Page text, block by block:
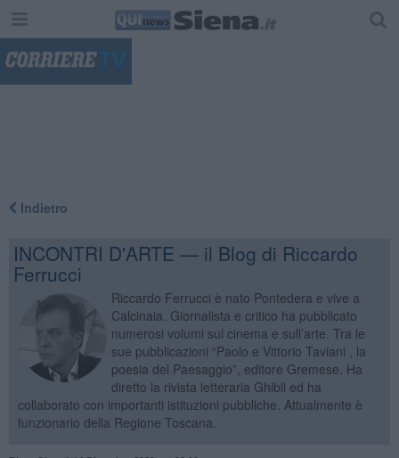
Indietro
INCONTRI D'ARTE — il Blog di Riccardo
Ferrucci
Riccardo Ferrucci è nato Pontedera e vive a
Calcinaia. Giornalista e critico ha pubblicato
numerosi volumi sul cinema e sull’arte. Tra le
sue pubblicazioni “Paolo e Vittorio Taviani , la
poesia del Paesaggio”, editore Gremese. Ha
diretto la rivista letteraria Ghibli ed ha
collaborato con importanti istituzioni pubbliche. Attualmente è
funzionario della Regione Toscana.